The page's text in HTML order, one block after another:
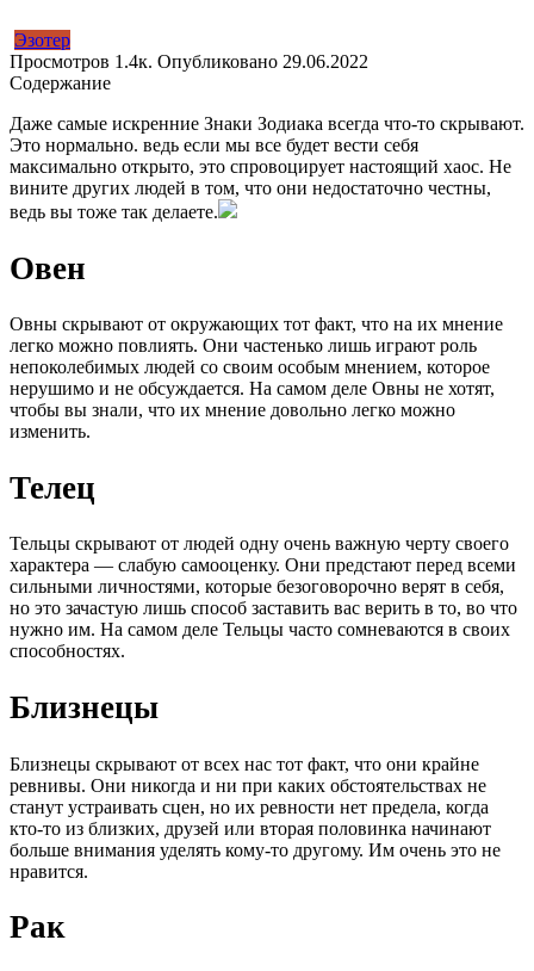
Эзотер
Просмотров 1.4к. Опубликовано 29.06.2022
Содержание
Даже самые искренние Знаки Зодиака всегда что-то скрывают.
Это нормально. ведь если мы все будет вести себя
максимально открыто, это спровоцирует настоящий хаос. Не
вините других людей в том, что они недостаточно честны,
ведь вы тоже так делаете.
Овен
Овны скрывают от окружающих тот факт, что на их мнение
легко можно повлиять. Они частенько лишь играют роль
непоколебимых людей со своим особым мнением, которое
нерушимо и не обсуждается. На самом деле Овны не хотят,
чтобы вы знали, что их мнение довольно легко можно
изменить.
Телец
Тельцы скрывают от людей одну очень важную черту своего
характера — слабую самооценку. Они предстают перед всеми
сильными личностями, которые безоговорочно верят в себя,
но это зачастую лишь способ заставить вас верить в то, во что
нужно им. На самом деле Тельцы часто сомневаются в своих
способностях.
Близнецы
Близнецы скрывают от всех нас тот факт, что они крайне
ревнивы. Они никогда и ни при каких обстоятельствах не
станут устраивать сцен, но их ревности нет предела, когда
кто-то из близких, друзей или вторая половинка начинают
больше внимания уделять кому-то другому. Им очень это не
нравится.
Рак